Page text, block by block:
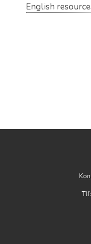
English